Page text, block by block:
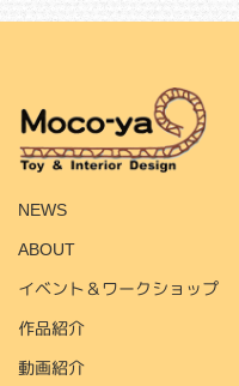
NEWS
ABOUT
イベント＆ワークショップ
作品紹介
動画紹介